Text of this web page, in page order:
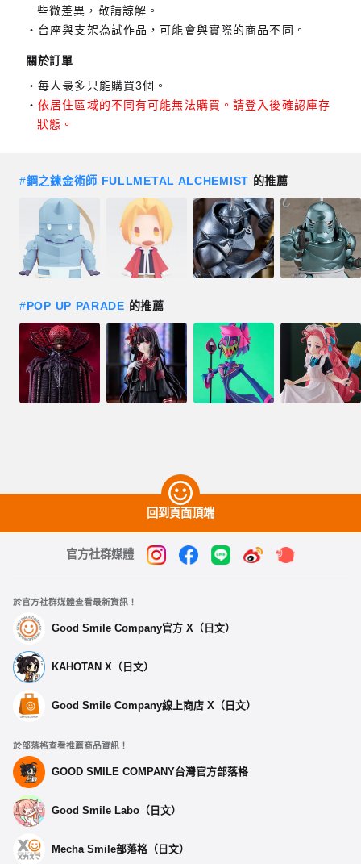
些微差異，敬請諒解。
台座與支架為試作品，可能會與實際的商品不同。
關於訂單
每人最多只能購買3個。
依居住區域的不同有可能無法購買。請登入後確認庫存
狀態。
#鋼之鍊金術師 FULLMETAL ALCHEMIST 的推薦
#POP UP PARADE 的推薦
回到頁面頂端
官方社群媒體
於官方社群媒體查看最新資訊！
Good Smile Company官方 X（日文）
KAHOTAN X（日文）
Good Smile Company線上商店 X（日文）
於部落格查看推薦商品資訊！
GOOD SMILE COMPANY台灣官方部落格
Good Smile Labo（日文）
Mecha Smile部落格（日文）